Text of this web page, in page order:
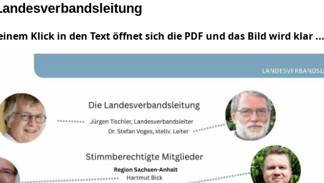
Klick in den Text öffnet sich die PDF und das Bild wird klar ...